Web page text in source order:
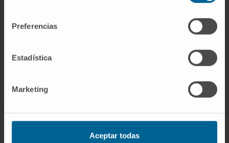
Preferencias
Estadística
Marketing
Aceptar todas
GARD (NIH).
Nationwide Children's Hospital.
diccionario
Si desea profundizar en conceptos